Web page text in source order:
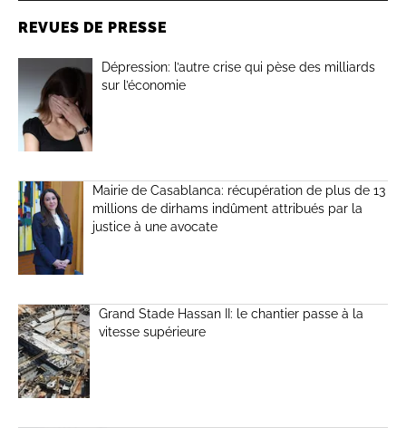
REVUES DE PRESSE
Dépression: l’autre crise qui pèse des milliards
sur l’économie
Mairie de Casablanca: récupération de plus de 13
millions de dirhams indûment attribués par la
justice à une avocate
Grand Stade Hassan II: le chantier passe à la
vitesse supérieure